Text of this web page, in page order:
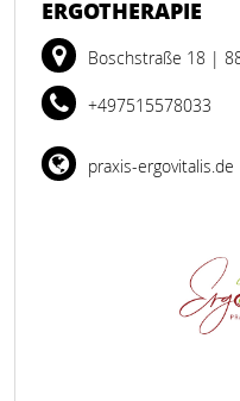
ERGOTHERAPIE
Boschstraße 18 |
+497515578033
praxis-ergovitalis.de